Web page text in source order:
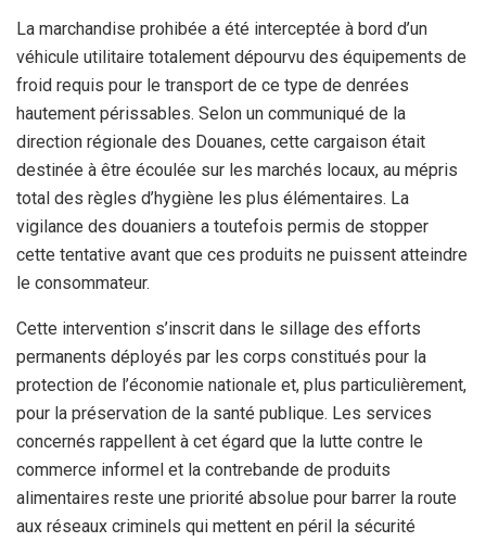
La marchandise prohibée a été interceptée à bord d’un
véhicule utilitaire totalement dépourvu des équipements de
froid requis pour le transport de ce type de denrées
hautement périssables. Selon un communiqué de la
direction régionale des Douanes, cette cargaison était
destinée à être écoulée sur les marchés locaux, au mépris
total des règles d’hygiène les plus élémentaires. La
vigilance des douaniers a toutefois permis de stopper
cette tentative avant que ces produits ne puissent atteindre
le consommateur.
Cette intervention s’inscrit dans le sillage des efforts
permanents déployés par les corps constitués pour la
protection de l’économie nationale et, plus particulièrement,
pour la préservation de la santé publique. Les services
concernés rappellent à cet égard que la lutte contre le
commerce informel et la contrebande de produits
alimentaires reste une priorité absolue pour barrer la route
aux réseaux criminels qui mettent en péril la sécurité